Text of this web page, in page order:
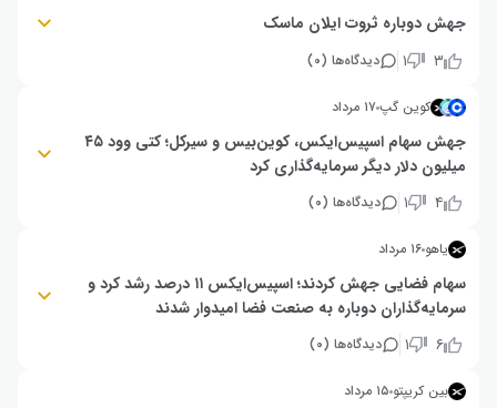
جهش دوباره ثروت ایلان ماسک
مجتمع نیمه‌رسانا و عدم فروش گسترده سهام توسط دارندگان، از عوامل اصلی این
جهش بودند.
۳ ۱ دیدگاه‌ها (۰)
کوین گپ۱۷ مرداد
جهش سهام اسپیس‌ایکس، کوین‌بیس و سیرکل؛ کتی وود ۴۵
میلیون دلار دیگر سرمایه‌گذاری کرد
شرکت سرمایه‌گذاری کتی وود با خرید سهام اسپیس‌ایکس، کوین‌بیس و سیرکل،
حدود ۴۵.۴ میلیون دلار دیگر در این سه شرکت سرمایه‌گذاری کرده است. پس از
این خریدها، سهام این شرکت‌های فعال در حوزه فناوری، ارزهای دیجیتال و هوش
مصنوعی با رشد قابل‌توجهی همراه شدند.
۴ ۱ دیدگاه‌ها (۰)
یاهو ۱۶ مرداد
سهام فضایی جهش کردند؛ اسپیس‌ایکس ۱۱ درصد رشد کرد و
سرمایه‌گذاران دوباره به صنعت فضا امیدوار شدند
سهام شرکت‌های فعال در صنعت فضا پس از افزایش اعتماد وال‌استریت با رشد
۸ درصد افزایش قیمت را تجربه کردند.
۶ ۱ دیدگاه‌ها (۰)
بین کریپتو ۱۵ مرداد